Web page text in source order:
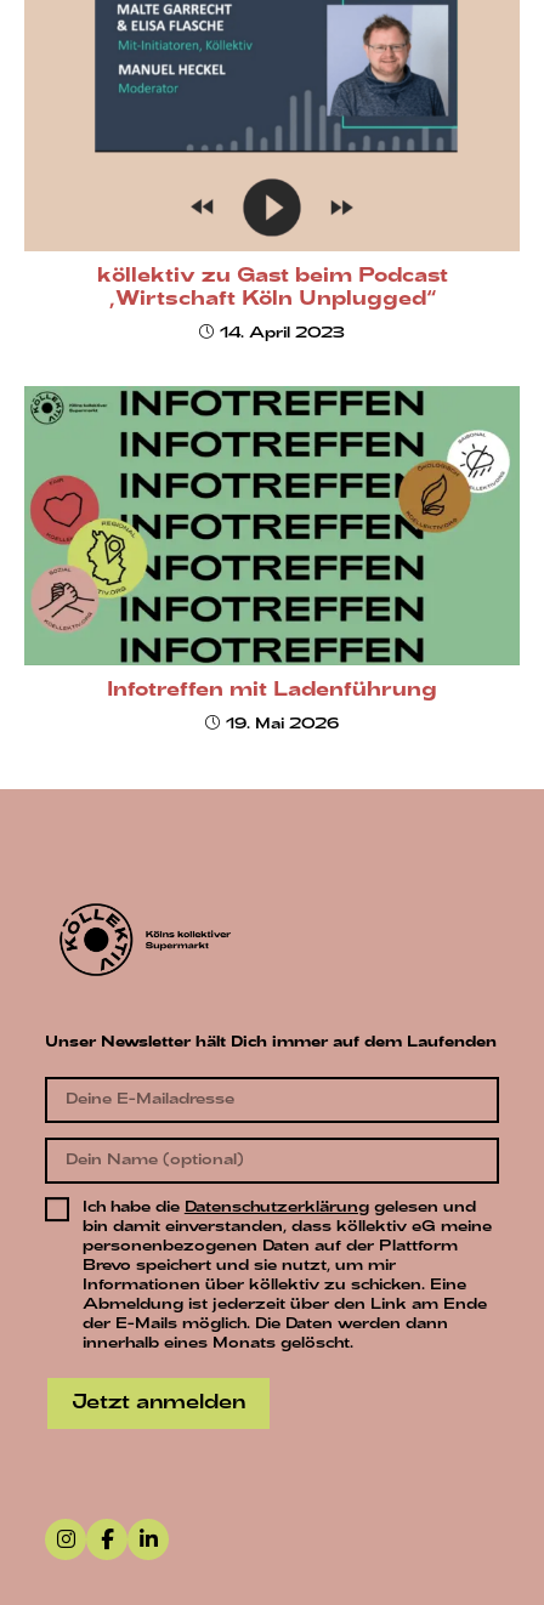
köllektiv zu Gast beim Podcast
„Wirtschaft Köln Unplugged“
14. April 2023
Infotreffen mit Ladenführung
19. Mai 2026
Unser Newsletter hält Dich immer auf dem Laufenden
Ich habe die Datenschutzerklärunggelesen und
bin damit einverstanden, dass köllektiv eG meine
personenbezogenen Daten auf der Plattform
Brevo speichert und sie nutzt, um mir
Informationen über köllektiv zu schicken. Eine
Abmeldung ist jederzeit über den Link am Ende
der E-Mails möglich. Die Daten werden dann
innerhalb eines Monats gelöscht.
Jetzt anmelden